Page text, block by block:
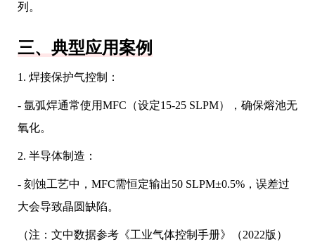
列。
三、典型应用案例
1. 焊接保护气控制：
- 氩弧焊通常使用MFC（设定15-25 SLPM），确保熔池无
氧化。
2. 半导体制造：
- 刻蚀工艺中，MFC需恒定输出50 SLPM±0.5%，误差过
大会导致晶圆缺陷。
（注：文中数据参考《工业气体控制手册》（2022版）